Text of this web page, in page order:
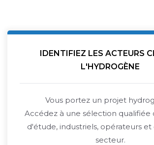
IDENTIFIEZ LES ACTEURS
L'HYDROGÈNE
Vous portez un projet
Accédez à une sélection qualifiée
d'étude, industriels, opérateurs
secteur.